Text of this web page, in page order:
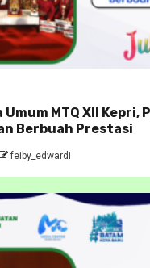
MTQ XII Kepri,
Berbuah Prestasi
feiby_edwardi